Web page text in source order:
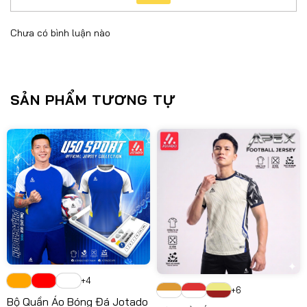
Chưa có bình luận nào
SẢN PHẨM TƯƠNG TỰ
+4
Bộ Quần Áo Bóng Đá Jotado
+6